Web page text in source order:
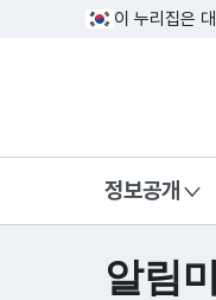
이 누리집은
정보공개
알림